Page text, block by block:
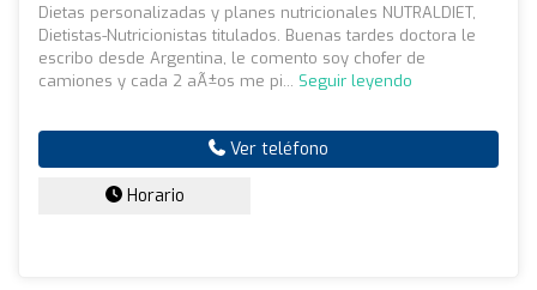
Dietas personalizadas y planes nutricionales NUTRALDIET,
Dietistas-Nutricionistas titulados. Buenas tardes doctora le
escribo desde Argentina, le comento soy chofer de
camiones y cada 2 aÃ±os me pi... Seguir leyendo
Ver teléfono
Horario